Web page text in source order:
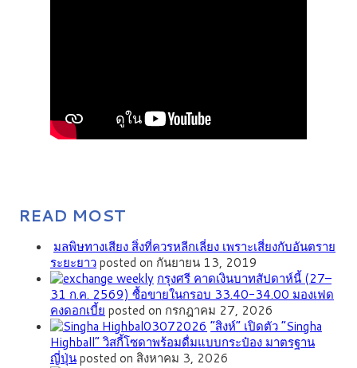
READ MOST
มลพิษทางเสียง สิ่งที่ควรหลีกเลี่ยง เพราะเสี่ยงกับอันตราย
ระยะยาวposted on กันยายน 13, 2019
กรุงศรี คาดเงินบาทสัปดาห์นี้ (27–
31 ก.ค. 2569) ซื้อขายในกรอบ 33.40-34.00 มองเฟด
คงดอกเบี้ย posted on กรกฎาคม 27, 2026
“สิงห์” เปิดตัว “Singha
Highball” วิสกี้โซดาพร้อมดื่มแบบกระป๋อง มาตรฐาน
ญี่ปุ่นposted on สิงหาคม 3, 2026